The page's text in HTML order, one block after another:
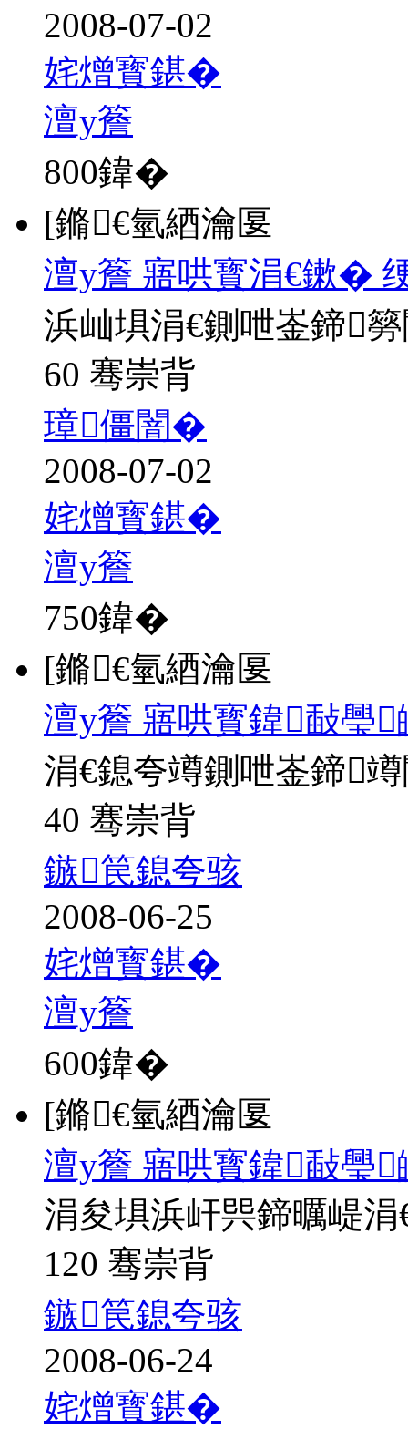
2008-07-02
姹熷寳鍖�
澶у簷
800鍏�
[鏅€氫綇瀹匽
澶у簷 寤哄寳涓€鏉�
浜屾埧涓€鍘呭崟鍗
60 骞崇背
璋僵闇�
2008-07-02
姹熷寳鍖�
澶у簷
750鍏�
[鏅€氫綇瀹匽
澶у簷 寤哄寳鍏敮璺
涓€鎴夸竴鍘呭崟鍗
40 骞崇背
鏃笢鎴夸骇
2008-06-25
姹熷寳鍖�
澶у簷
600鍏�
[鏅€氫綇瀹匽
澶у簷 寤哄寳鍏敮璺
涓夋埧浜屽巺鍗曞崼
120 骞崇背
鏃笢鎴夸骇
2008-06-24
姹熷寳鍖�